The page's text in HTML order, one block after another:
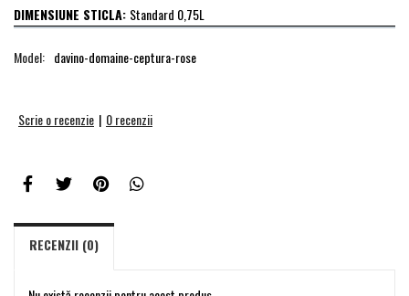
DIMENSIUNE STICLA: Standard 0,75L
Model: davino-domaine-ceptura-rose
Scrie o recenzie | 0 recenzii
RECENZII (0)